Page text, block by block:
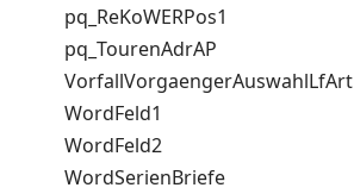
pq_ReKoWERPos1
pq_TourenAdrAP
VorfallVorgaengerAuswahlLfArt
WordFeld1
WordFeld2
WordSerienBriefe